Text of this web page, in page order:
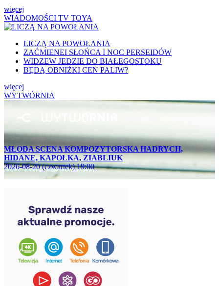
więcej
WIADOMOŚCI TV TOYA
LICZĄ NA POWOŁANIA
ZAĆMIENEI SŁOŃCA I NOC PERSEIDÓW
WIDZEW JEDZIE DO BIAŁEGOSTOKU
BĘDĄ OBNIŻKI CEN PALIW?
więcej
WYTWÓRNIA
MŁODA SCENA KOMPOZYTORSKA HADRYCH,
HIDANE, KAPOŁKA, ZIABLIUK
2026-08-20 (czwartek) 19:00